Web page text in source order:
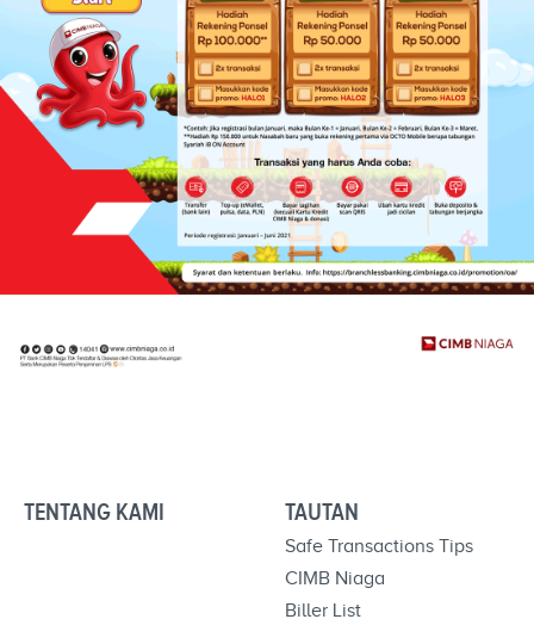
TENTANG KAMI TAUTAN
Safe Transactions Tips
CIMB Niaga
Biller List